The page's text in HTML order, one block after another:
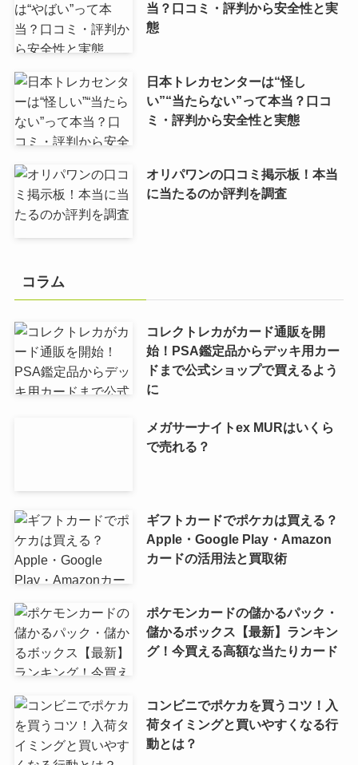
当？口コミ・評判から安全性と実
態
日本トレカセンターは“怪し
い”“当たらない”って本当？口コ
ミ・評判から安全性と実態
オリパワンの口コミ掲示板！本当
に当たるのか評判を調査
コラム
コレクトレカがカード通販を開
始！PSA鑑定品からデッキ用カー
ドまで公式ショップで買えるよう
に
メガサーナイトex MURはいくら
で売れる？
ギフトカードでポケカは買える？
Apple・Google Play・Amazon
カードの活用法と買取術
ポケモンカードの儲かるパック・
儲かるボックス【最新】ランキン
グ！今買える高額な当たりカード
コンビニでポケカを買うコツ！入
荷タイミングと買いやすくなる行
動とは？